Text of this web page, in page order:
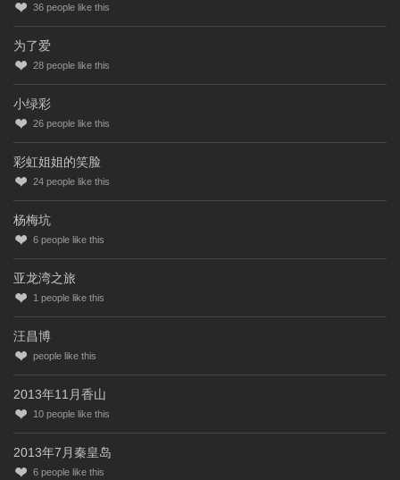
36 people like this
为了爱
28 people like this
小绿彩
26 people like this
彩虹姐姐的笑脸
24 people like this
杨梅坑
6 people like this
亚龙湾之旅
1 people like this
汪昌博
people like this
2013年11月香山
10 people like this
2013年7月秦皇岛
6 people like this